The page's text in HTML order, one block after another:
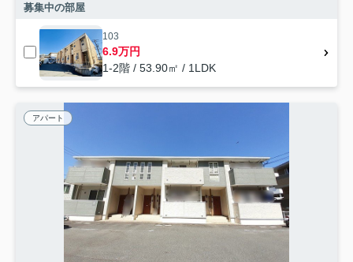
募集中の部屋
103
6.9万円
1-2階 / 53.90㎡ / 1LDK
アパート